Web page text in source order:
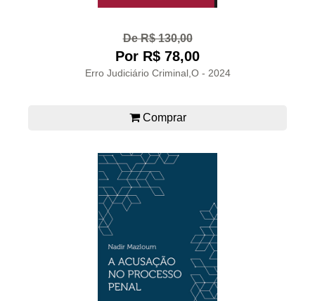
De R$ 130,00
Por R$ 78,00
Erro Judiciário Criminal,O - 2024
Comprar